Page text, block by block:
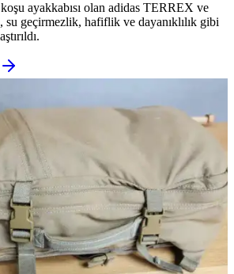
ayakkabısı olan adidas TERREX ve
geçirmezlik, hafiflik ve dayanıklılık gibi